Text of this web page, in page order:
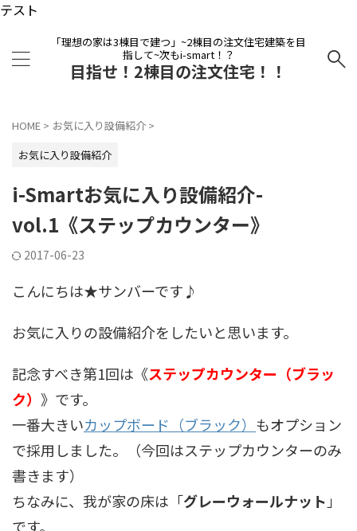
テスト
「理想の家は3棟目で建つ」~2棟目の注文住宅建築を目
指して~次もi-smart！？
目指せ！2棟目の注文住宅！！
HOME > お気に入り設備紹介 >
お気に入り設備紹介
i-Smartお気に入り設備紹介-
vol.1《ステップカウンター》
2017-06-23
こんにちは★サンバーです♪
お気に入りの設備紹介をしたいと思います。
記念すべき第1回は《ステップカウンター（ブラッ
ク） 》です。
一番大きいカップボード（ブラック） もオプション
で採用しました。（今回はステップカウンターのみ
書きます）
ちなみに、我が家の床は「グレーウォールナット 」
です。